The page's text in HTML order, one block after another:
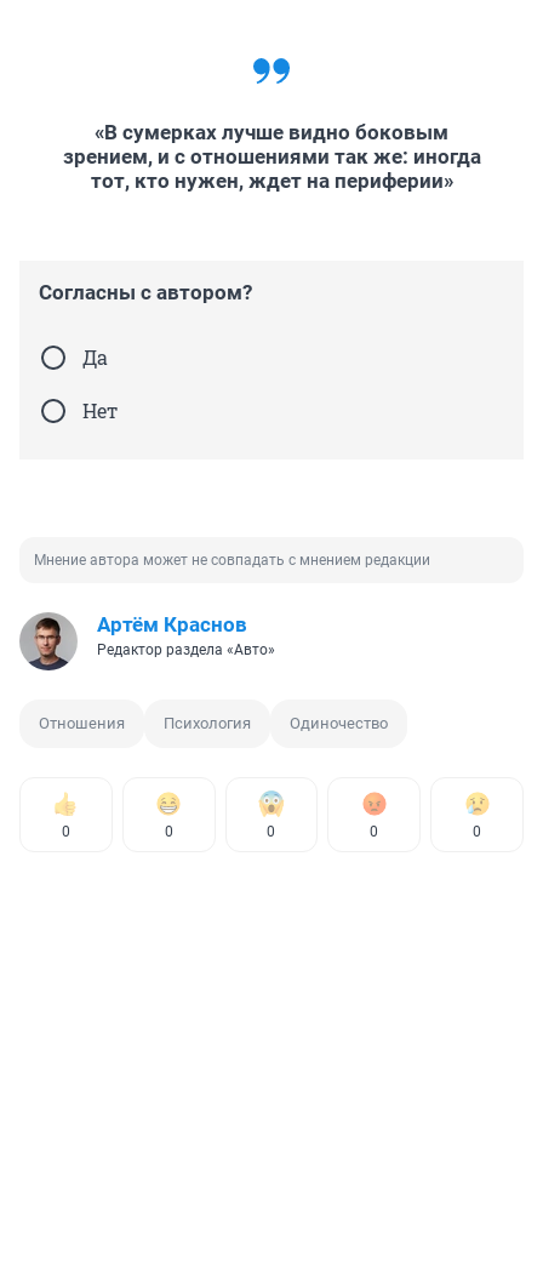
«В сумерках лучше видно боковым
зрением, и с отношениями так же: иногда
тот, кто нужен, ждет на периферии»
Согласны с автором?
Да
Нет
Мнение автора может не совпадать с мнением редакции
Артём Краснов
Редактор раздела «Авто»
Отношения Психология Одиночество
0 0 0 0 0